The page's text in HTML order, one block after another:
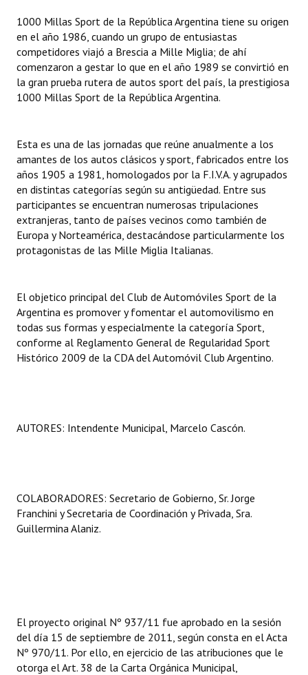
Antiguos Pobladores - Registro
Reconocimientos - Registro
Bariloche, Municipio intercultural
REFORMA DE LA CARTA ORGÁNICA
1000 Millas Sport de la República Argentina tiene su origen
en el año 1986, cuando un grupo de entusiastas
competidores viajó a Brescia a Mille Miglia; de ahí
comenzaron a gestar lo que en el año 1989 se convirtió en
la gran prueba rutera de autos sport del país, la prestigiosa
1000 Millas Sport de la República Argentina.
Esta es una de las jornadas que reúne anualmente a los
amantes de los autos clásicos y sport, fabricados entre los
años 1905 a 1981, homologados por la F.I.V.A. y agrupados
en distintas categorías según su antigüedad. Entre sus
participantes se encuentran numerosas tripulaciones
extranjeras, tanto de países vecinos como también de
Europa y Norteamérica, destacándose particularmente los
protagonistas de las Mille Miglia Italianas.
El objetico principal del Club de Automóviles Sport de la
Argentina es promover y fomentar el automovilismo en
todas sus formas y especialmente la categoría Sport,
conforme al Reglamento General de Regularidad Sport
Histórico 2009 de la CDA del Automóvil Club Argentino.
AUTORES: Intendente Municipal, Marcelo Cascón.
COLABORADORES: Secretario de Gobierno, Sr. Jorge
Franchini y Secretaria de Coordinación y Privada, Sra.
Guillermina Alaniz.
El proyecto original Nº 937/11 fue aprobado en la sesión
del día 15 de septiembre de 2011, según consta en el Acta
Nº 970/11. Por ello, en ejercicio de las atribuciones que le
otorga el Art. 38 de la Carta Orgánica Municipal,